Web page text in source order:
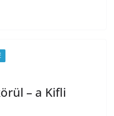
– a Kifli